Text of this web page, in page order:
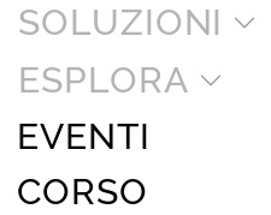
SOLUZIONI
ESPLORA
EVENTI
CORSO